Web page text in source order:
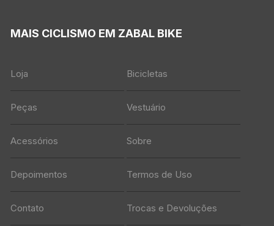
MAIS CICLISMO EM ZABAL BIKE
Loja Bicicletas
Peças Vestuário
Acessórios Sobre
Depoimentos Termos de Uso
Contato Trocas e Devoluções